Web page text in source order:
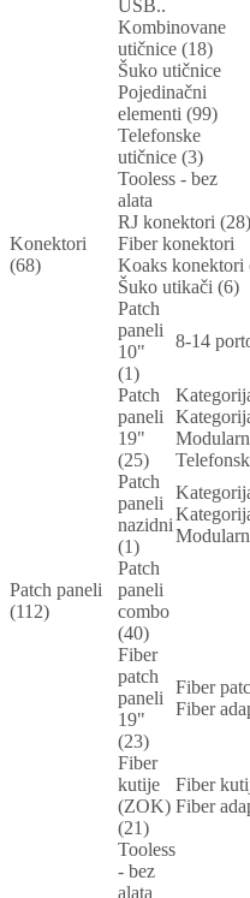
USB..
Kombinovane
utičnice (18)
Šuko utičnice
Pojedinačni
elementi (99)
Telefonske
utičnice (3)
Tooless - bez
alata
Konektori
(68)
RJ konektori (28)
Fiber konektori
Koaks konektori
Šuko utikači (6)
Patch paneli
(112)
Patch
paneli
10"
(1)
8-14
Patch
paneli
19"
(25)
Patch
paneli
nazidni
(1)
Patch
paneli
combo
(40)
Fiber
patch
paneli
19"
(23)
Fiber
Fiber
Fiber
kutije
(ZOK)
(21)
Fiber
Fiber
Tooless
- bez
alata